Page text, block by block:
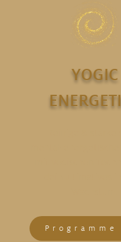
YOGIC
Programme